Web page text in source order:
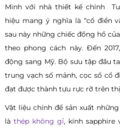
Minh với nhà thiết kế chính
hiệu mang ý nghĩa là “cổ điển
sau này những chiếc đồng hồ
theo phong cách này. Đến
động sang Mỹ. Bộ sưu tập đầu
trung vạch số mảnh, cọc sổ cổ
đạt được thành tựu rực rỡ trên
Vật liệu chính để sản xuất
là thép không gỉ, kính sapphire